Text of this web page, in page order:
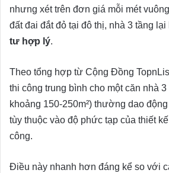
nhưng xét trên đơn giá mỗi mét
đất đai đắt đỏ tại đô thị, nhà 3 tầng lại
tư hợp lý.
Theo tổng hợp từ Cộng Đồng
thi công trung bình cho một căn nhà
khoảng 150-250m²) thường dao
tùy thuộc vào độ phức tạp của thiết
công.
Điều này nhanh hơn đáng kể so với